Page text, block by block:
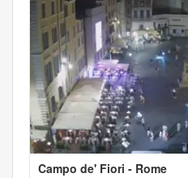
Campo de' Fiori - Rome